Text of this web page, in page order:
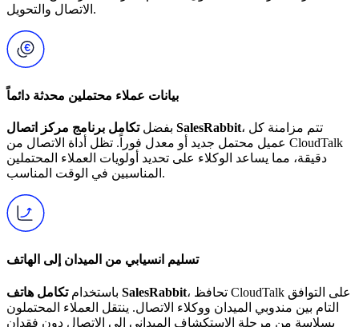
الاتصال والتحويل.
بيانات عملاء محتملين محدثة دائماً
بفضل تكامل برنامج مركز اتصال SalesRabbit، تتم مزامنة كل
عميل محتمل جديد أو معدل فوراً. تظل أداة الاتصال من CloudTalk
دقيقة، مما يساعد الوكلاء على تحديد أولويات العملاء المحتملين
المناسبين في الوقت المناسب.
تسليم انسيابي من الميدان إلى الهاتف
باستخدام تكامل هاتف SalesRabbit، تحافظ CloudTalk على التوافق
التام بين مندوبي الميدان ووكلاء الاتصال. ينتقل العملاء المحتملون
بسلاسة من مرحلة الاستكشاف الميداني إلى الاتصال دون فقدان